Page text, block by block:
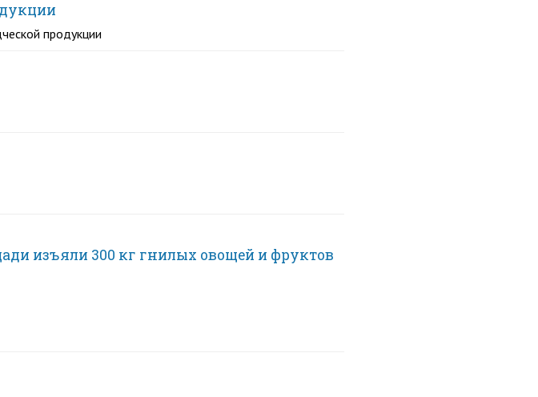
продукции
изъяли 300 кг гнилых овощей и фруктов